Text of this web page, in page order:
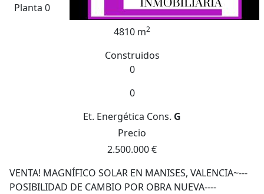
Planta 0
4810 m2
Construidos
0
0
Et. Energética Cons. G
Precio
2.500.000 €
VENTA! MAGNÍFICO SOLAR EN MANISES, VALENCIA~---
POSIBILIDAD DE CAMBIO POR OBRA NUEVA----